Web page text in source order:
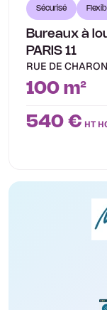
Sécurisé
Bureaux à
PARIS 11
RUE DE
100 m²
540 € HT